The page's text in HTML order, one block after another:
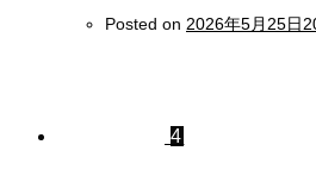
Posted on 2026年5月25日
4